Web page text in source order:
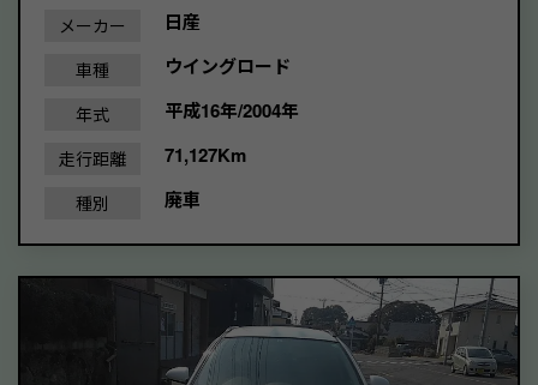
メーカー 日産
車種 ウイングロード
年式 平成16年/2004年
走行距離 71,127Km
種別 廃車